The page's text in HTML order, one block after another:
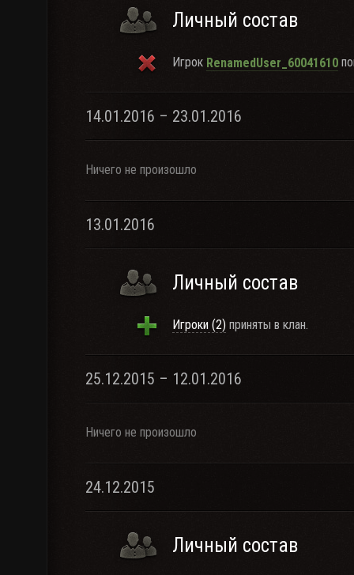
Личный состав
Игрок RenamedUser_60041610
14.01.2016 – 23.01.2016
Ничего не произошло
13.01.2016
Личный состав
Игроки (2) приняты в клан.
25.12.2015 – 12.01.2016
Ничего не произошло
24.12.2015
Личный состав